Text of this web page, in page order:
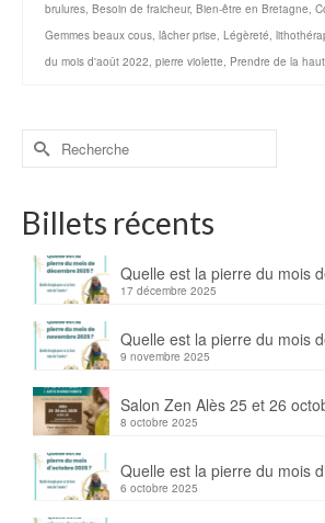
brulures, Besoin de fraicheur, Bien-être en Bretagne,
Gemmes beaux cous, lâcher prise, Légèreté,
du mois d'août 2022, pierre violette, Prendre de la
Billets récents
Quelle est la pierre du mois
17 décembre 2025
Quelle est la pierre du mois
9 novembre 2025
Salon Zen Alès 25 et 26
8 octobre 2025
Quelle est la pierre du mois
6 octobre 2025